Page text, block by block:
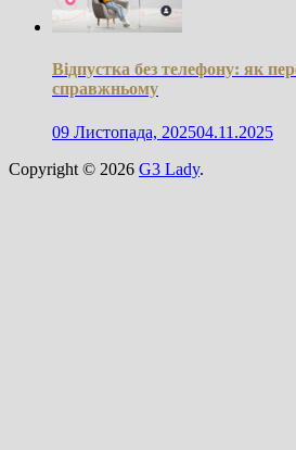
Відпустка без телефону: як
справжньому
09 Листопада, 202504.11.2025
Copyright © 2026 G3 Lady.